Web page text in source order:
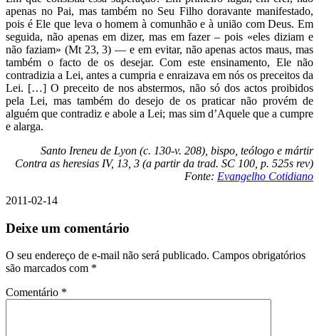
apenas no Pai, mas também no Seu Filho doravante manifestado,
pois é Ele que leva o homem à comunhão e à união com Deus. Em
seguida, não apenas em dizer, mas em fazer – pois «eles diziam e
não faziam» (Mt 23, 3) — e em evitar, não apenas actos maus, mas
também o facto de os desejar. Com este ensinamento, Ele não
contradizia a Lei, antes a cumpria e enraizava em nós os preceitos da
Lei. […] O preceito de nos abstermos, não só dos actos proibidos
pela Lei, mas também do desejo de os praticar não provém de
alguém que contradiz e abole a Lei; mas sim d’Aquele que a cumpre
e alarga.
Santo Ireneu de Lyon (c. 130-v. 208), bispo, teólogo e mártir
Contra as heresias IV, 13, 3 (a partir da trad. SC 100, p. 525s rev)
Fonte: Evangelho Cotidiano
2011-02-14
Deixe um comentário
O seu endereço de e-mail não será publicado. Campos obrigatórios
são marcados com *
Comentário *